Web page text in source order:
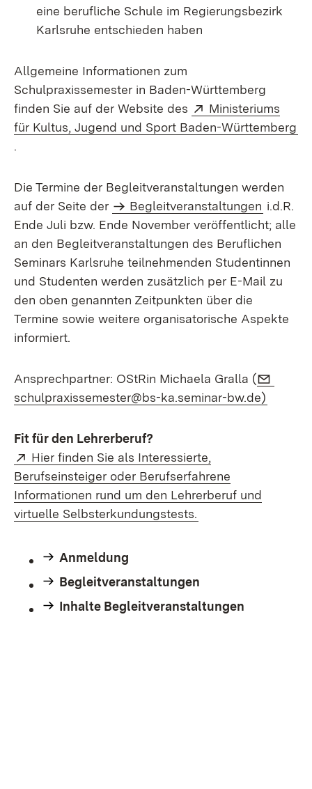
eine berufliche Schule im Regierungsbezirk
Karlsruhe entschieden haben
Allgemeine Informationen zum
Schulpraxissemester in Baden-Württemberg
finden Sie auf der Website des
Extern:
Ministeriums
für Kultus, Jugend und Sport Baden-Württemberg
.
Die Termine der Begleitveranstaltungen werden
auf der Seite der
Begleitveranstaltungen i.d.R.
Ende Juli bzw. Ende November veröffentlicht; alle
an den Begleitveranstaltungen des Beruflichen
Seminars Karlsruhe teilnehmenden Studentinnen
und Studenten werden zusätzlich per E-Mail zu
den oben genannten Zeitpunkten über die
Termine sowie weitere organisatorische Aspekte
informiert.
Ansprechpartner: OStRin Michaela Gralla (
schulpraxissemester@bs-ka.seminar-bw.de)
Fit für den Lehrerberuf?
Extern:
Hier finden Sie als Interessierte,
Berufseinsteiger oder Berufserfahrene
Informationen rund um den Lehrerberuf und
virtuelle Selbsterkundungstests.
Anmeldung
Begleitveranstaltungen
Inhalte Begleitveranstaltungen